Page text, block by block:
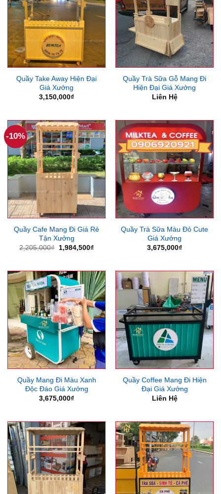
Quầy Take Away Hiện Đại
Giá Xưởng
3,150,000₫
Quầy Trà Sữa Gỗ Mang Đi
Hiện Đại Giá Xưởng
Liên Hệ
-10%
Quầy Cafe Mang Đi Giá Rẻ
Tận Xưởng
2,205,000₫
Giá
1,984,500₫Giá
1,984,500₫.
Quầy Trà Sữa Màu Đỏ Cute
Giá Xưởng
3,675,000₫
Quầy Mang Đi Màu Xanh
Độc Đáo Giá Xưởng
3,675,000₫
Quầy Coffee Mang Đi Hiện
Đại Giá Xưởng
Liên Hệ